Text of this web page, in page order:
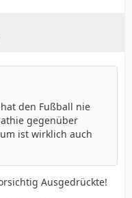
den Fußball nie
gegenüber
ist wirklich auch
Ausgedrückte!